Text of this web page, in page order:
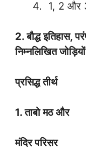
1, 2 और
2. बौद्ध इतिहास,
निम्नलिखित
प्रसिद्ध
1. ताबो मठ और
मंदिर परिसर